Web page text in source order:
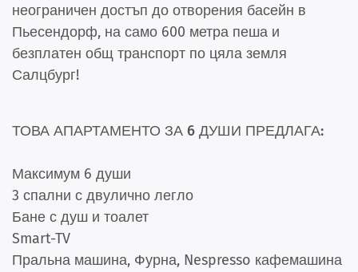
неограничен достъп до отворения басейн в
Пьесендорф, на само 600 метра пеша и
безплатен общ транспорт по цяла земля
Салцбург!
ТОВА АПАРТАМЕНТО ЗА 6 ДУШИ ПРЕДЛАГА:
Максимум 6 души
3 спални с двулично легло
Бане с душ и тоалет
Smart-TV
Пральна машина, Фурна, Nespresso кафемашина